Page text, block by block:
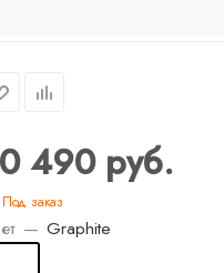
490руб.
Под заказ
— Graphite